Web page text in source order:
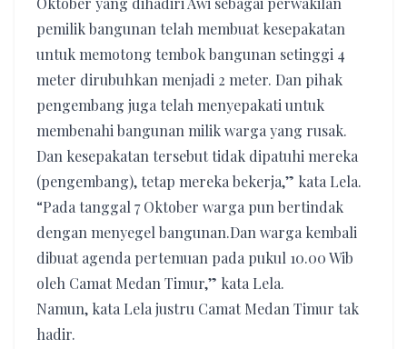
pemilik bangunan telah membuat kesepakatan
untuk memotong tembok bangunan setinggi 4
meter dirubuhkan menjadi 2 meter. Dan pihak
pengembang juga telah menyepakati untuk
membenahi bangunan milik warga yang rusak.
Dan kesepakatan tersebut tidak dipatuhi mereka
(pengembang), tetap mereka bekerja,” kata Lela.
“Pada tanggal 7 Oktober warga pun bertindak
dengan menyegel bangunan.Dan warga kembali
dibuat agenda pertemuan pada pukul 10.00 Wib
oleh Camat Medan Timur,” kata Lela.
Namun, kata Lela justru Camat Medan Timur tak
hadir.